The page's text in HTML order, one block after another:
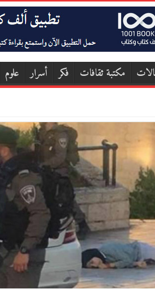
مكتبة ثقافات فكر أسرار علوم